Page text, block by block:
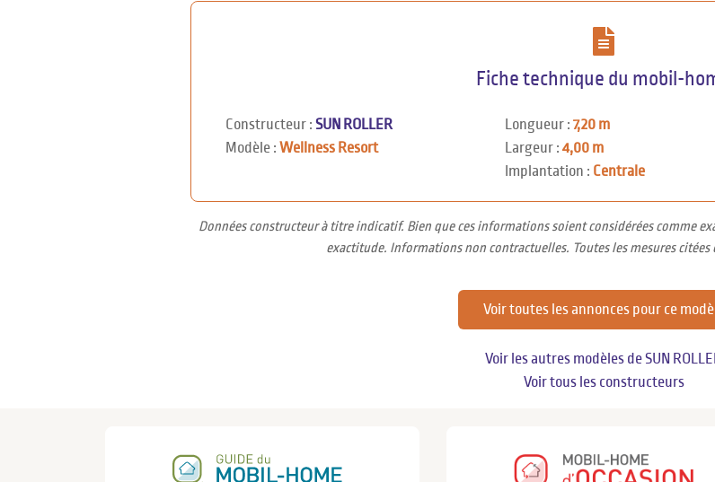
Fiche technique du mobil-
Constructeur : SUN ROLLER
Modèle : Wellness Resort
Longueur : 7,20 m
Largeur : 4,00 m
Implantation : Centrale
Données constructeur à titre indicatif. Bien que ces informations soient considérées comme
exactitude. Informations non contractuelles. Toutes les mesures
Voir toutes les annonces pour ce
Voir les autres modèles de SUN
Voir tous les constructeurs